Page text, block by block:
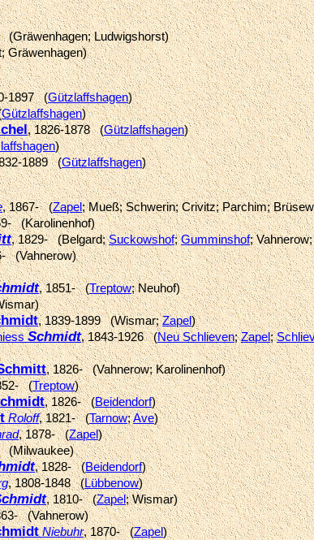
(Gräwenhagen; Ludwigshorst)
1897 (Gützlaffshagen)
Gützlaffshagen)
, 1826-1878 (Gützlaffshagen)
)
1889 (Gützlaffshagen)
, 1867- (Zapel; Mueß; Schwerin; Crivitz; Parchim;
(Karolinenhof)
, 1829- (Belgard;Suckowshof;Gumminshof;
(Vahnerow)
, 1851- (Treptow; Neuhof)
, 1839-1899 (Wismar;Zapel)
Schmidt, 1843-1926 (Neu Schlieven;Zapel;
, 1826- (Vahnerow; Karolinenhof)
(Treptow)
, 1826- (Beidendorf)
Roloff, 1821- (Tarnow;Ave)
, 1878- (Zapel)
(Milwaukee)
, 1828- (Beidendorf)
, 1808-1848 (Lübbenow)
, 1810- (Zapel; Wismar)
(Vahnerow)
Niebuhr, 1870- (Zapel)